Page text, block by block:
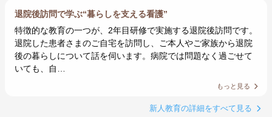
退院後訪問で学ぶ“暮らしを支える看護”
特徴的な教育の一つが、2年目研修で実施する退院後訪問です。
退院した患者さまのご自宅を訪問し、ご本人やご家族から退院
後の暮らしについて話を伺います。病院では問題なく過ごせて
いても、自…
もっと見る
新人教育の詳細をすべて見る